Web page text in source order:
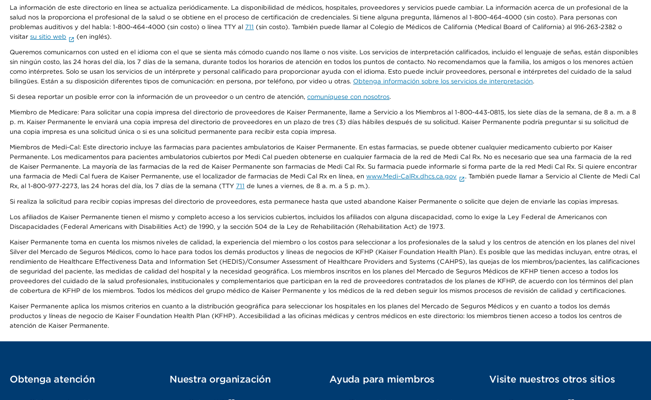
La información de este directorio en línea se actualiza periódicamente. La disponibilidad de médicos, hospitales, proveedores y servicios puede cambiar. La información acerca de un profesional de la
salud nos la proporciona el profesional de la salud o se obtiene en el proceso de certificación de credenciales. Si tiene alguna pregunta, llámenos al 1-800-464-4000 (sin costo). Para personas con
problemas auditivos y del habla: 1-800-464-4000 (sin costo) o línea TTY al 711 (sin costo). También puede llamar al Colegio de Médicos de California (Medical Board of California) al 916-263-2382 o
visitar su sitio web (en inglés).
Queremos comunicarnos con usted en el idioma con el que se sienta más cómodo cuando nos llame o nos visite. Los servicios de interpretación calificados, incluido el lenguaje de señas, están disponibles
sin ningún costo, las 24 horas del día, los 7 días de la semana, durante todos los horarios de atención en todos los puntos de contacto. No recomendamos que la familia, los amigos o los menores actúen
como intérpretes. Solo se usan los servicios de un intérprete y personal calificado para proporcionar ayuda con el idioma. Esto puede incluir proveedores, personal e intérpretes del cuidado de la salud
bilingües. Están a su disposición diferentes tipos de comunicación: en persona, por teléfono, por video u otras. Obtenga información sobre los servicios de interpretación.
Si desea reportar un posible error con la información de un proveedor o un centro de atención, comuníquese con nosotros.
Miembro de Medicare: Para solicitar una copia impresa del directorio de proveedores de Kaiser Permanente, llame a Servicio a los Miembros al 1-800-443-0815, los siete días de la semana, de 8 a. m. a 8
p. m. Kaiser Permanente le enviará una copia impresa del directorio de proveedores en un plazo de tres (3) días hábiles después de su solicitud. Kaiser Permanente podría preguntar si su solicitud de
una copia impresa es una solicitud única o si es una solicitud permanente para recibir esta copia impresa.
Miembros de Medi-Cal: Este directorio incluye las farmacias para pacientes ambulatorios de Kaiser Permanente. En estas farmacias, se puede obtener cualquier medicamento cubierto por Kaiser
Permanente. Los medicamentos para pacientes ambulatorios cubiertos por Medi Cal pueden obtenerse en cualquier farmacia de la red de Medi Cal Rx. No es necesario que sea una farmacia de la red
de Kaiser Permanente. La mayoría de las farmacias de la red de Kaiser Permanente son farmacias de Medi Cal Rx. Su farmacia puede informarle si forma parte de la red Medi Cal Rx. Si quiere encontrar
una farmacia de Medi Cal fuera de Kaiser Permanente, use el localizador de farmacias de Medi Cal Rx en línea, en www.Medi-CalRx.dhcs.ca.gov
. También puede llamar a Servicio al Cliente de Medi Cal
Rx, al 1-800-977-2273, las 24 horas del día, los 7 días de la semana (TTY 711 de lunes a viernes, de 8 a. m. a 5 p. m.).
Si realiza la solicitud para recibir copias impresas del directorio de proveedores, esta permanece hasta que usted abandone Kaiser Permanente o solicite que dejen de enviarle las copias impresas.
Los afiliados de Kaiser Permanente tienen el mismo y completo acceso a los servicios cubiertos, incluidos los afiliados con alguna discapacidad, como lo exige la Ley Federal de Americanos con
Discapacidades (Federal Americans with Disabilities Act) de 1990, y la sección 504 de la Ley de Rehabilitación (Rehabilitation Act) de 1973.
Kaiser Permanente toma en cuenta los mismos niveles de calidad, la experiencia del miembro o los costos para seleccionar a los profesionales de la salud y los centros de atención en los planes del nivel
Silver del Mercado de Seguros Médicos, como lo hace para todos los demás productos y líneas de negocios de KFHP (Kaiser Foundation Health Plan). Es posible que las medidas incluyan, entre otras, el
rendimiento de Healthcare Effectiveness Data and Information Set (HEDIS)/Consumer Assessment of Healthcare Providers and Systems (CAHPS), las quejas de los miembros/pacientes, las calificaciones
de seguridad del paciente, las medidas de calidad del hospital y la necesidad geográfica. Los miembros inscritos en los planes del Mercado de Seguros Médicos de KFHP tienen acceso a todos los
proveedores del cuidado de la salud profesionales, institucionales y complementarios que participan en la red de proveedores contratados de los planes de KFHP, de acuerdo con los términos del plan
de cobertura de KFHP de los miembros. Todos los médicos del grupo médico de Kaiser Permanente y los médicos de la red deben seguir los mismos procesos de revisión de calidad y certificaciones.
Kaiser Permanente aplica los mismos criterios en cuanto a la distribución geográfica para seleccionar los hospitales en los planes del Mercado de Seguros Médicos y en cuanto a todos los demás
productos y líneas de negocio de Kaiser Foundation Health Plan (KFHP). Accesibilidad a las oficinas médicas y centros médicos en este directorio: los miembros tienen acceso a todos los centros de
atención de Kaiser Permanente.
Obtenga atención Nuestra organización Ayuda para miembros Visite nuestros otros sitios